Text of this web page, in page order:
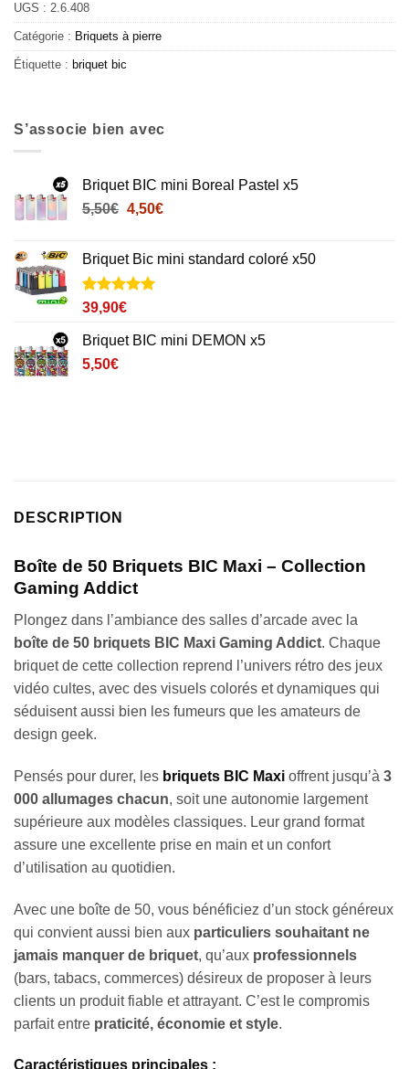
UGS : 2.6.408
Catégorie : Briquets à pierre
Étiquette : briquet bic
S’associe bien avec
Briquet BIC mini Boreal Pastel x5
5,50€ Le
était :
5,50€.
4,50€Le
est :
Briquet Bic mini standard coloré x50
Noté5sur
5
notations
client
39,90€
Briquet BIC mini DEMON x5
5,50€
DESCRIPTION
Boîte de 50 Briquets BIC Maxi – Collection
Gaming Addict
Plongez dans l’ambiance des salles d’arcade avec la
boîte de 50 briquets BIC Maxi Gaming Addict. Chaque
briquet de cette collection reprend l’univers rétro des jeux
vidéo cultes, avec des visuels colorés et dynamiques qui
séduisent aussi bien les fumeurs que les amateurs de
design geek.
Pensés pour durer, les briquets BIC Maxi offrent jusqu’à 3
000 allumages chacun, soit une autonomie largement
supérieure aux modèles classiques. Leur grand format
assure une excellente prise en main et un confort
d’utilisation au quotidien.
Avec une boîte de 50, vous bénéficiez d’un stock généreux
qui convient aussi bien aux particuliers souhaitant ne
jamais manquer de briquet, qu’aux professionnels
(bars, tabacs, commerces) désireux de proposer à leurs
clients un produit fiable et attrayant. C’est le compromis
parfait entre praticité, économie et style.
Caractéristiques principales :